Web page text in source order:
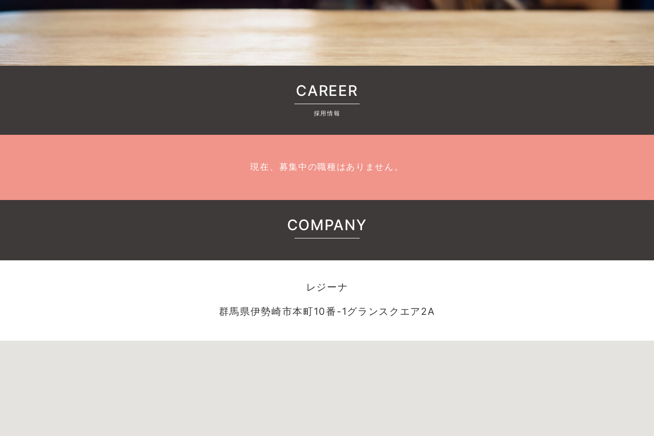
CAREER
採用情報
現在、募集中の職種はありません。
COMPANY
レジーナ
群馬県伊勢崎市本町10番-1グランスクエア2A